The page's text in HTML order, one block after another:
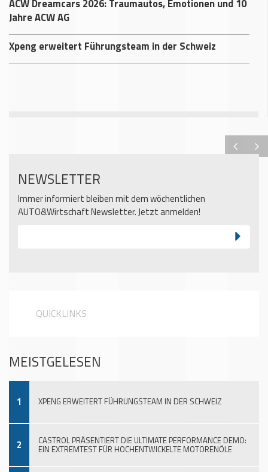
ACW Dreamcars 2026: Traumautos, Emotionen und 10
Jahre ACW AG
Xpeng erweitert Führungsteam in der Schweiz
NEWSLETTER
Immer informiert bleiben mit dem wöchentlichen
AUTO&Wirtschaft Newsletter. Jetzt anmelden!
QUICKLINKS
MEISTGELESEN
1 XPENG ERWEITERT FÜHRUNGSTEAM IN DER SCHWEIZ
2 CASTROL PRÄSENTIERT DIE ULTIMATE PERFORMANCE DEMO:
EIN EXTREMTEST FÜR HOCHENTWICKELTE MOTORENÖLE